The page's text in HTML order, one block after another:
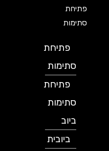
פתיחת
סתימות
פתיחת
סתימות
פתיחת
סתימות
ביובית